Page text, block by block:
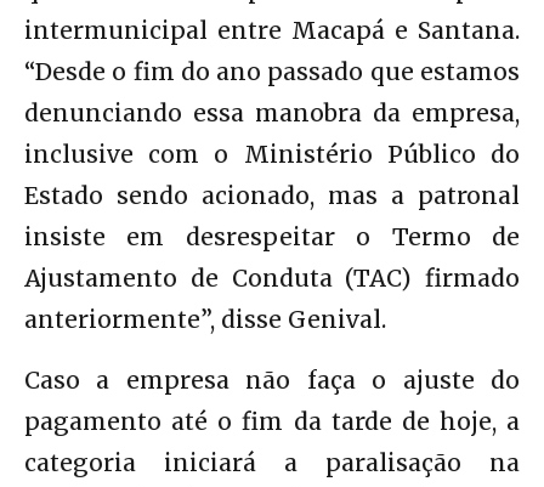
intermunicipal entre Macapá e Santana.
“Desde o fim do ano passado que estamos
denunciando essa manobra da empresa,
inclusive com o Ministério Público do
Estado sendo acionado, mas a patronal
insiste em desrespeitar o Termo de
Ajustamento de Conduta (TAC) firmado
anteriormente”, disse Genival.
Caso a empresa não faça o ajuste do
pagamento até o fim da tarde de hoje, a
categoria iniciará a paralisação na